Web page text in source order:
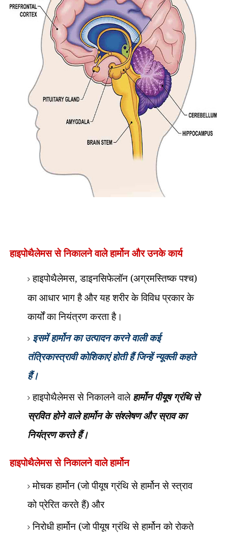
हाइपोथैलेमस से निकालने वाले हार्मोन और उनके कार्य
हाइपोथैलेमस,डाइनसिफेलॉन (अग्रमस्तिष्क पश्च)
का आधार भाग है और यह शरीर के विविध प्रकार के
कार्यों का नियंत्रण करता है।
इसमें हार्मोन का उत्पादन करने वाली कई
तंत्रिकास्त्रावी कोशिकाएं होती हैं जिन्हें न्यूक्ली कहते
हैं।
हाइपोथैलेमस से निकालने वाले हार्मोन पीयूष ग्रंथि से
स्रवित होने वाले हार्मोन के संश्लेषण और स्राव का
नियंत्रण करते हैं।
हाइपोथैलेमस से निकालने वाले हार्मोन
मोचक हार्मोन (जो पीयूष ग्रंथि से हार्मोन से स्त्राव
को प्रेरित करते हैं) और
निरोधी हार्मोन (जो पीयूष ग्रंथि से हार्मोन को रोकते